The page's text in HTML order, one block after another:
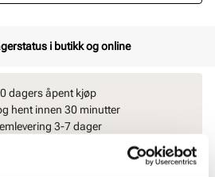
i butikk og online
dagers åpent kjøp
hent innen 30 minutter
3-7 dager